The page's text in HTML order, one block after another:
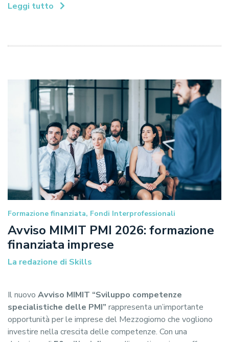
Leggi tutto
Formazione finanziata, Fondi Interprofessionali
Avviso MIMIT PMI 2026: formazione
finanziata imprese
La redazione di Skills
Il nuovo Avviso MIMIT “Sviluppo competenze
specialistiche delle PMI” rappresenta un’importante
opportunità per le imprese del Mezzogiorno che vogliono
investire nella crescita delle competenze. Con una